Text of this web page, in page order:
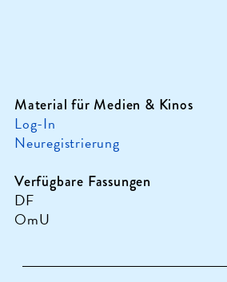
Material für Medien & Kinos
Log-In
Neuregistrierung
Verfügbare Fassungen
DF
OmU